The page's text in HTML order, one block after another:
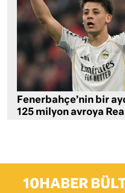
Fenerbahçe’nin bir
125 milyon avroya
10HABER